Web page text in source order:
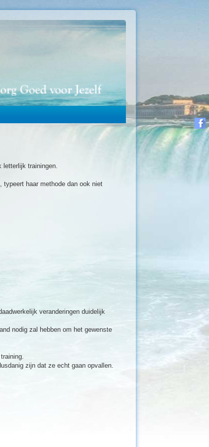
letterlijk trainingen.
typeert haar methode dan ook niet
veranderingen duidelijk
nodig zal hebben om het gewenste
zijn dat ze echt gaan opvallen.